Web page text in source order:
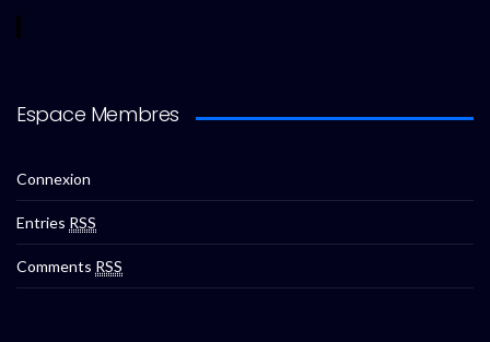
Espace Membres
Connexion
Entries RSS
Comments RSS